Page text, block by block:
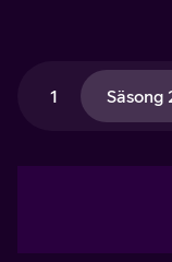
1 Säsong